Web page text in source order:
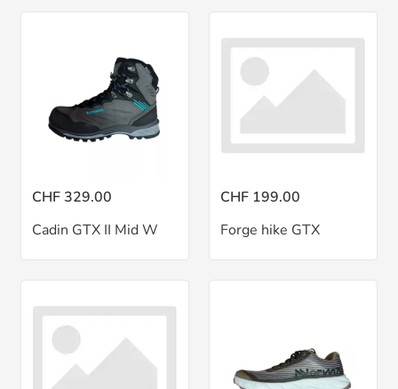
CHF 329.00
Cadin GTX II Mid W
CHF 199.00
Forge hike GTX